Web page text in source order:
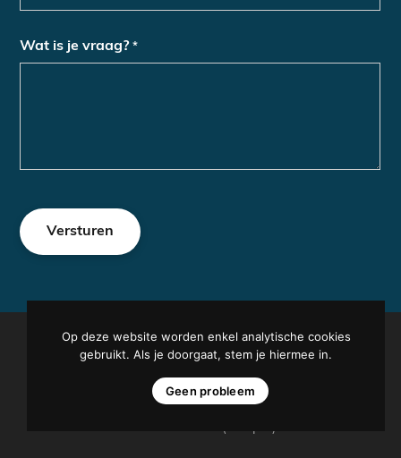
Wat is je vraag? *
Copyright 2026 - Realisatie:Two Step Websites &
info@luchtbuksbelangen.nl | KvK: 72517417
Op deze website worden enkel analytische cookies
gebruikt. Als je doorgaat, stem je hiermee in.
Geen probleem